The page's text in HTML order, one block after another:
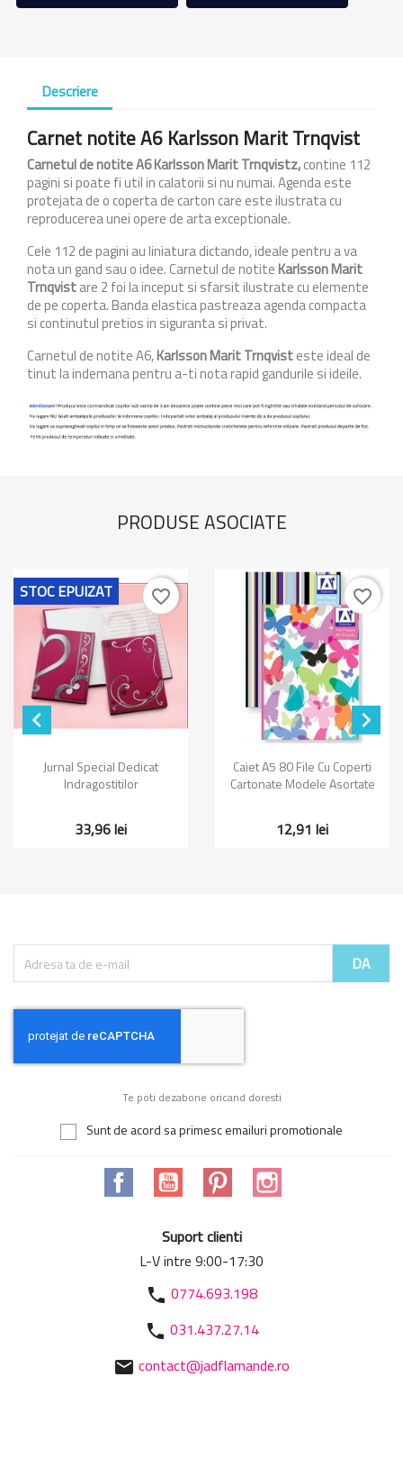
Descriere
Carnet notite A6 Karlsson Marit Trnqvist
Carnetul de notite A6 Karlsson Marit Trnqvistz,contine 112
pagini si poate fi util in calatorii si nu numai. Agenda este
protejata de o coperta de carton care este ilustrata cu
reproducerea unei opere de arta exceptionale.
Cele 112 de pagini au liniatura dictando, ideale pentru a va
nota un gand sau o idee. Carnetul de notite Karlsson Marit
Trnqvistare 2 foi la inceput si sfarsit ilustrate cu elemente
de pe coperta. Banda elastica pastreaza agenda compacta
si continutul pretios in siguranta si privat.
Carnetul de notite A6,Karlsson Marit Trnqvisteste ideal de
tinut la indemana pentru a-ti nota rapid gandurile si ideile.
PRODUSE ASOCIATE

Jurnal Special Dedicat
Indragostitilor
33,96 lei
STOC EPUIZAT favorite_border
Caiet A5 80 File Cu Coperti
Cartonate Modele Asortate
12,91 lei
favorite_border

Te poti dezabone oricand doresti
Sunt de acord sa primesc emailuri promotionale
Facebook YouTube Pinterest
Suport clienti
L-V intre 9:00-17:30
phone 0774.693.198
phone 031.437.27.14
mail contact@jadflamande.ro